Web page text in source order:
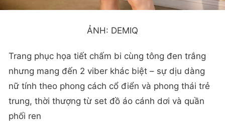
ẢNH: DEMIQ
Trang phục họa tiết chấm bi cùng tông đen trắng
nhưng mang đến 2 viber khác biệt – sự dịu dàng
nữ tính theo phong cách cổ điển và phong thái trẻ
trung, thời thượng từ set đồ áo cánh dơi và quần
phối ren